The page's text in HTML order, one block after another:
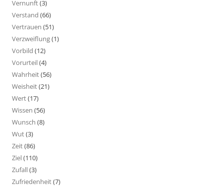
Vernunft(3)
Verstand (66)
Vertrauen (51)
Verzweiflung(1)
Vorbild (12)
Vorurteil(4)
Wahrheit(56)
Weisheit(21)
Wert(17)
Wissen (56)
Wunsch (8)
Wut(3)
Zeit(86)
Ziel(110)
Zufall(3)
Zufriedenheit(7)